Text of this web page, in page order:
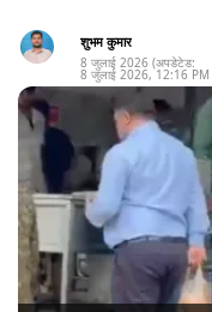
शुभम कुमार
8 जुलाई 2026 (अपडेटेड:
8 जुलाई 2026, 12:16 PM